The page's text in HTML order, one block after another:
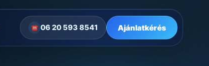
☎ 06 20 593 8541 Ajánlatkérés